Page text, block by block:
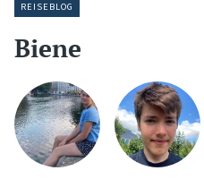
REISEBLOG
Biene